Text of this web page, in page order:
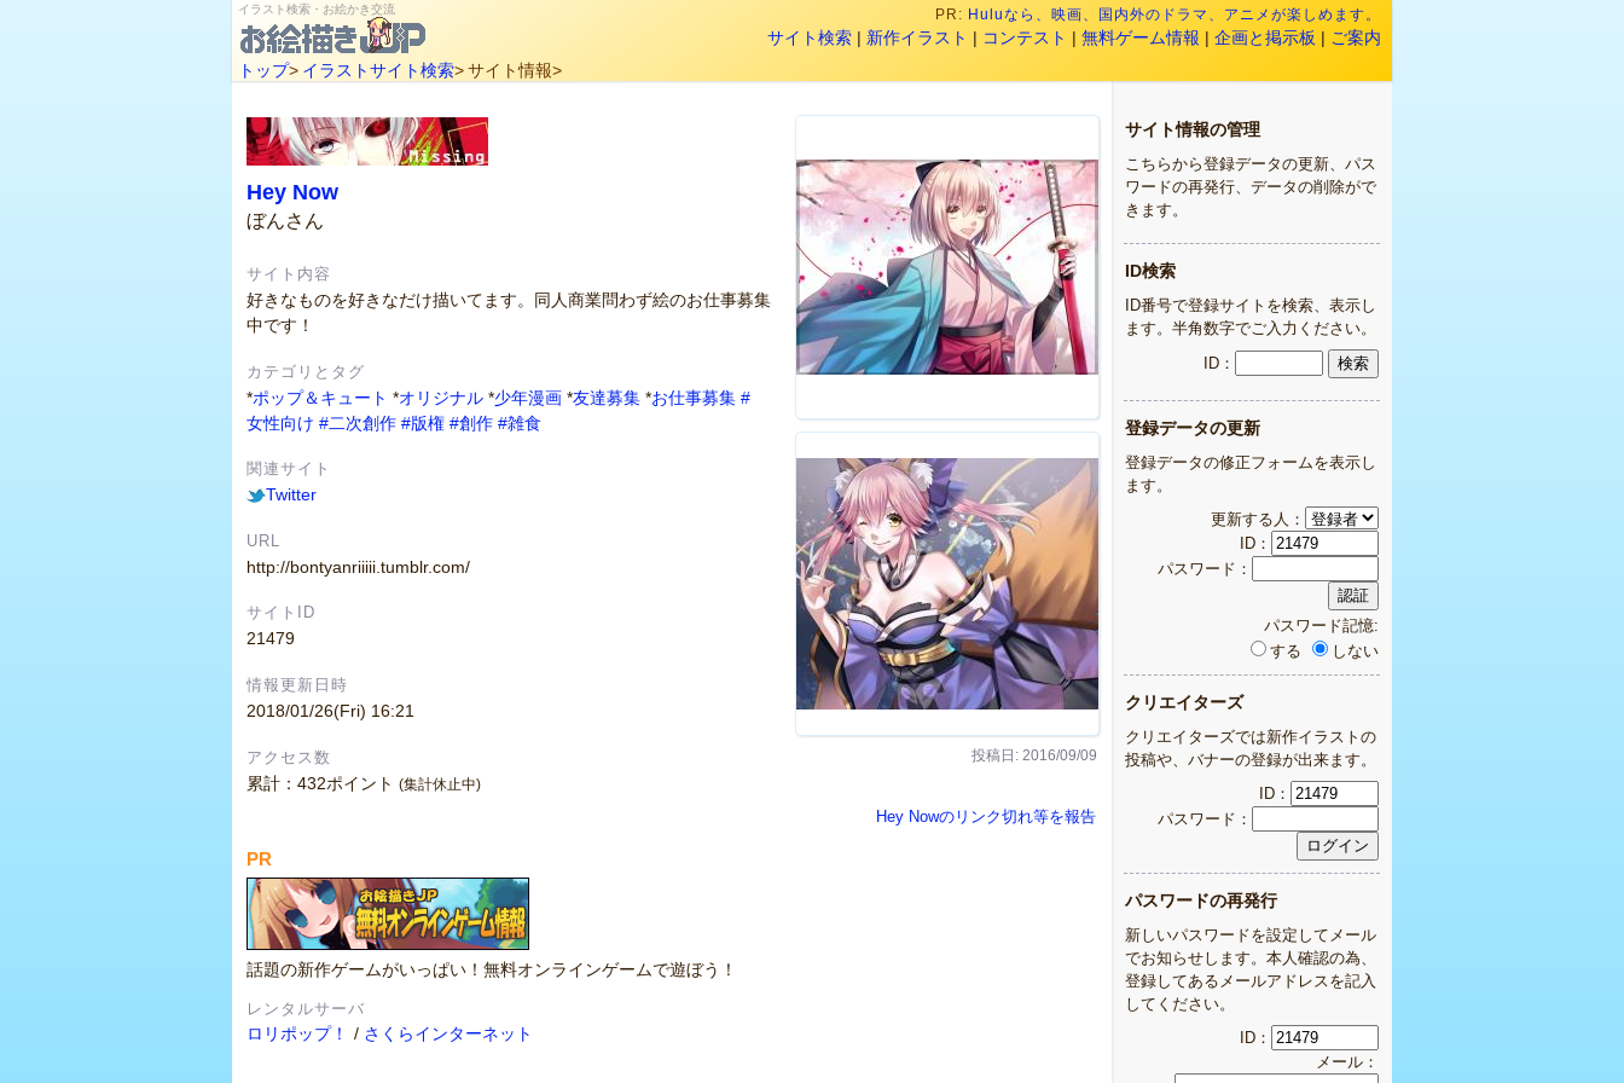
イラスト検索・お絵かき交流 PR: Huluなら、映画、国内外のドラマ、アニメが楽しめます。
サイト検索 | 新作イラスト | コンテスト | 無料ゲーム情報 | 企画と掲示板 | ご案内
トップ> イラストサイト検索>サイト情報>
投稿日: 2016/09/09
Hey Now
ぼんさん
サイト内容
好きなものを好きなだけ描いてます。同人商業問わず絵のお仕事募集
中です！
カテゴリとタグ
*ポップ＆キュート *オリジナル *少年漫画 *友達募集 *お仕事募集 #
女性向け #二次創作 #版権 #創作 #雑食
関連サイト
Twitter
URL
http://bontyanriiiii.tumblr.com/
サイトID
21479
情報更新日時
2018/01/26(Fri) 16:21
アクセス数
累計：432ポイント (集計休止中)
Hey Nowのリンク切れ等を報告
PR
話題の新作ゲームがいっぱい！無料オンラインゲームで遊ぼう！
レンタルサーバ
ロリポップ！ / さくらインターネット
サイト情報の管理
こちらから登録データの更新、パス
ワードの再発行、データの削除がで
きます。
ID検索
ID番号で登録サイトを検索、表示し
ます。半角数字でご入力ください。
ID：
登録データの更新
登録データの修正フォームを表示し
ます。
更新する人：
ID：
パスワード：
パスワード記憶:
する
しない
クリエイターズ
クリエイターズでは新作イラストの
投稿や、バナーの登録が出来ます。
ID：
パスワード：
パスワードの再発行
新しいパスワードを設定してメール
でお知らせします。本人確認の為、
登録してあるメールアドレスを記入
してください。
ID：
メール：